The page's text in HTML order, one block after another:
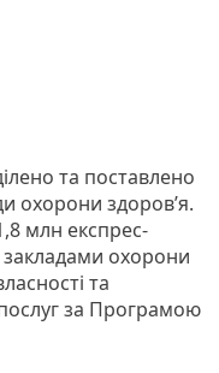
та поставлено
охорони здоров’я.
млн експрес-
закладами охорони
та
за Програмою